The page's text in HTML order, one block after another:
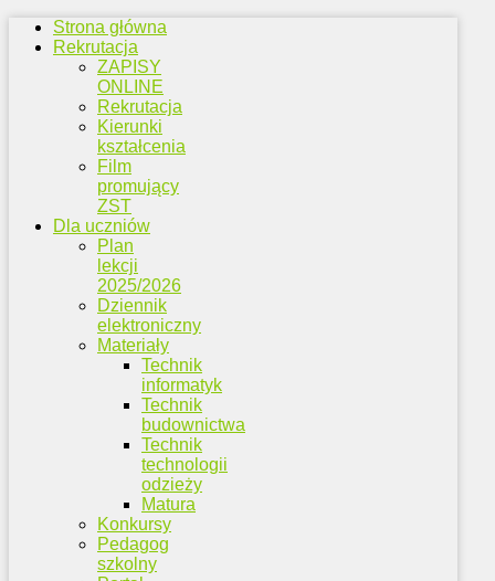
Strona główna
Rekrutacja
ZAPISY
ONLINE
Rekrutacja
Kierunki
kształcenia
Film
promujący
ZST
Dla uczniów
Plan
lekcji
2025/2026
Dziennik
elektroniczny
Materiały
Technik
informatyk
Technik
budownictwa
Technik
technologii
odzieży
Matura
Konkursy
Pedagog
szkolny